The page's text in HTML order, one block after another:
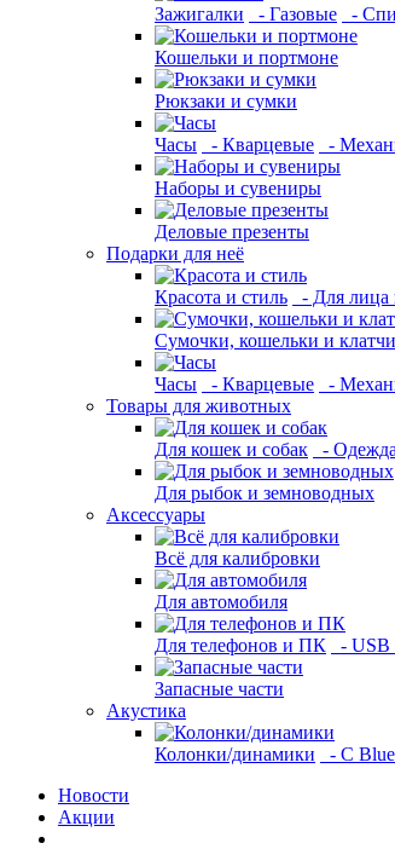
Зажигалки - Газовые -
Кошельки и портмоне
Рюкзаки и сумки
Часы - Кварцевые -
Наборы и сувениры
Деловые презенты
Подарки для неё
Красота и стиль - Для лица
Сумочки, кошельки и клатчи
Часы - Кварцевые
-
Товары для животных
Для кошек и собак -
Для рыбок и земноводных
Аксессуары
Всё для калибровки
Для автомобиля
Для телефонов и ПК -
Запасные части
Акустика
Колонки/динамики
- С
Новости
Акции